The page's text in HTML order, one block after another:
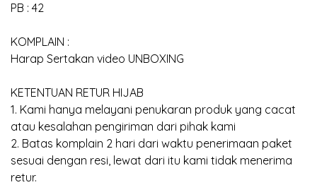
PB : 42
KOMPLAIN :
Harap Sertakan video UNBOXING
KETENTUAN RETUR HIJAB
1. Kami hanya melayani penukaran produk yang cacat
atau kesalahan pengiriman dari pihak kami
2. Batas komplain 2 hari dari waktu penerimaan paket
sesuai dengan resi, lewat dari itu kami tidak menerima
retur.